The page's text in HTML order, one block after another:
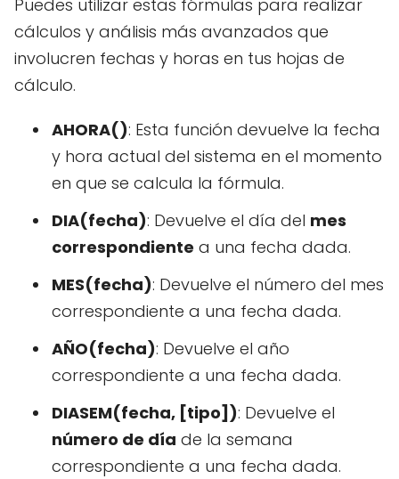
Puedes utilizar estas fórmulas para realizar
cálculos y análisis más avanzados que
involucren fechas y horas en tus hojas de
cálculo.
AHORA(): Esta función devuelve la fecha
y hora actual del sistema en el momento
en que se calcula la fórmula.
DIA(fecha): Devuelve el día del mes
correspondiente a una fecha dada.
MES(fecha): Devuelve el número del mes
correspondiente a una fecha dada.
AÑO(fecha): Devuelve el año
correspondiente a una fecha dada.
DIASEM(fecha, [tipo]): Devuelve el
número de día de la semana
correspondiente a una fecha dada.